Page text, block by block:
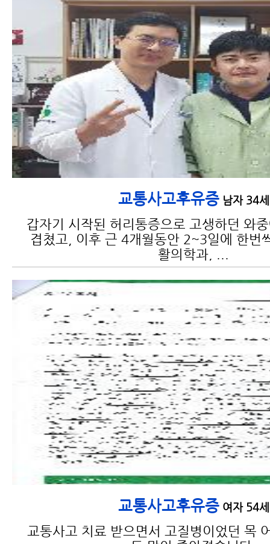
교통사고 한방치료가 필요한
이유와 한방치료의 종류
교통사고 검사 종류 및 검사 가
능 부위와 진단
교통사고 치료기간
교통사고후유증남자 34세
갑자기 시작된 허리통증으로 고생하던 와
겹쳤고, 이후 근 4개월동안 2~3일에 한번
활의학과, ...
교통사고후유증여자 54세
교통사고 치료 받으면서 고질병이었던 목